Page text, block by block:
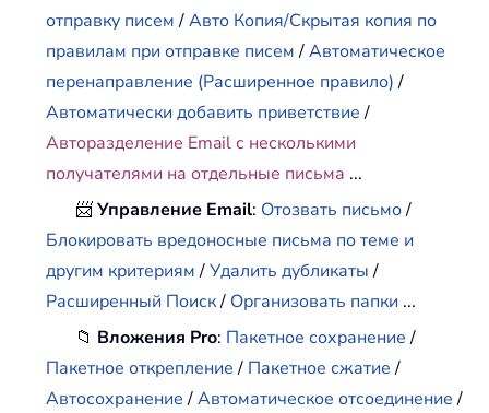
отправку писем/Авто Копия/Скрытая копия по
правилам при отправке писем/Автоматическое
перенаправление (Расширенное правило)/
Автоматически добавить приветствие/
Авторазделение Email с несколькими
получателями на отдельные письма ...
📨Управление Email: Отозвать письмо/
Блокировать вредоносные письма по теме и
другим критериям/Удалить дубликаты/
Расширенный Поиск/ Организовать папки ...
📁 Вложения Pro: Пакетное сохранение/
Пакетное открепление/ Пакетное сжатие/
Автосохранение/Автоматическое отсоединение/